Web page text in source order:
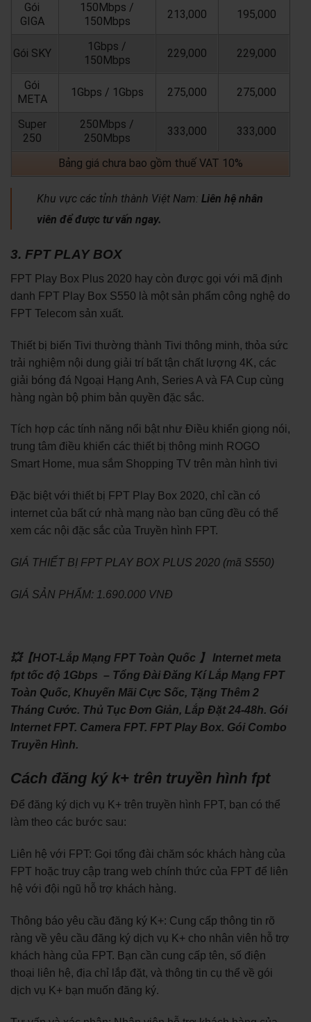
Gói
GIGA
150Mbps /
150Mbps
213,000 195,000
Gói SKY
1Gbps /
150Mbps
229,000 229,000
Gói
META
1Gbps / 1Gbps 275,000 275,000
Super
250
250Mbps /
250Mbps
333,000 333,000
Bảng giá chưa bao gồm thuế VAT 10%
Khu vực các tỉnh thành Việt Nam: Liên hệ nhân
viên để được tư vấn ngay.
3. FPT PLAY BOX
FPT Play Box Plus 2020 hay còn được gọi với mã định
danh FPT Play Box S550 là một sản phẩm công nghệ do
FPT Telecom sản xuất.
Thiết bị biến Tivi thường thành Tivi thông minh, thỏa sức
trải nghiệm nội dung giải trí bất tận chất lượng 4K, các
giải bóng đá Ngoại Hạng Anh, Series A và FA Cup cùng
hàng ngàn bộ phim bản quyền đặc sắc.
Tích hợp các tính năng nổi bật như Điều khiển giọng nói,
trung tâm điều khiển các thiết bị thông minh ROGO
Smart Home, mua sắm Shopping TV trên màn hình tivi
Đặc biệt với thiết bị FPT Play Box 2020, chỉ cần có
internet của bất cứ nhà mạng nào bạn cũng đều có thể
xem các nội đặc sắc của Truyền hình FPT.
GIÁ THIẾT BỊ FPT PLAY BOX PLUS 2020 (mã S550)
GIÁ SẢN PHẨM: 1.690.000 VNĐ
💥【HOT-Lắp Mạng FPT Toàn Quốc 】 Internet meta
fpt tốc độ 1Gbps – Tổng Đài Đăng Kí Lắp Mạng FPT
Toàn Quốc, Khuyến Mãi Cực Sốc, Tặng Thêm 2
Tháng Cước. Thủ Tục Đơn Giản, Lắp Đặt 24-48h. Gói
Internet FPT. Camera FPT. FPT Play Box. Gói Combo
Truyền Hình.
Cách đăng ký k+ trên truyền hình fpt
Để đăng ký dịch vụ K+ trên truyền hình FPT, bạn có thể
làm theo các bước sau:
Liên hệ với FPT: Gọi tổng đài chăm sóc khách hàng của
FPT hoặc truy cập trang web chính thức của FPT để liên
hệ với đội ngũ hỗ trợ khách hàng.
Thông báo yêu cầu đăng ký K+: Cung cấp thông tin rõ
ràng về yêu cầu đăng ký dịch vụ K+ cho nhân viên hỗ trợ
khách hàng của FPT. Bạn cần cung cấp tên, số điện
thoại liên hệ, địa chỉ lắp đặt, và thông tin cụ thể về gói
dịch vụ K+ bạn muốn đăng ký.